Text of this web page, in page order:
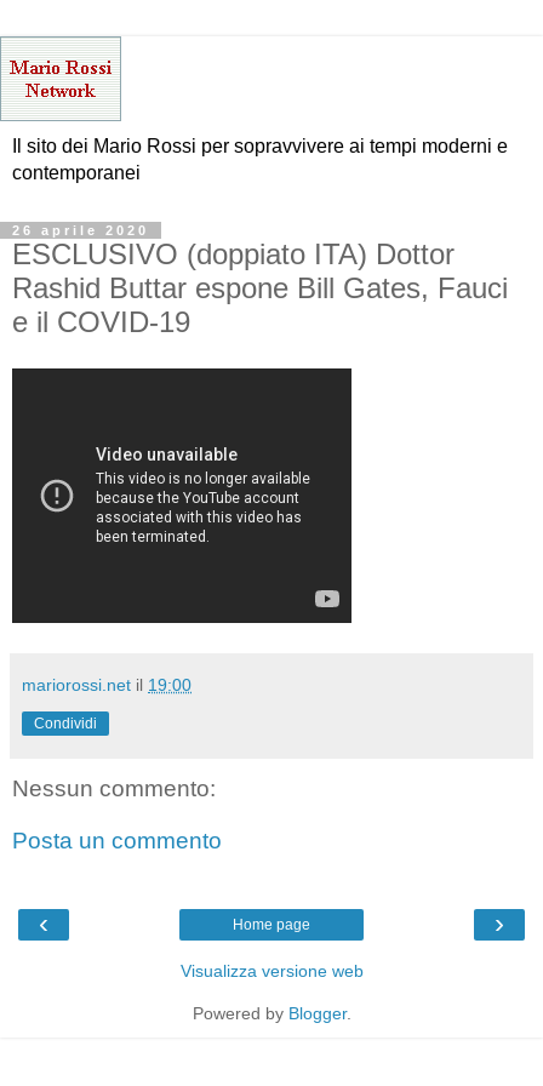
Il sito dei Mario Rossi per sopravvivere ai tempi moderni e
contemporanei
26 aprile 2020
ESCLUSIVO (doppiato ITA) Dottor
Rashid Buttar espone Bill Gates, Fauci
e il COVID-19
mariorossi.net il 19:00
Condividi
Nessun commento:
Posta un commento
‹ ›
Home page
Visualizza versione web
Powered by Blogger.